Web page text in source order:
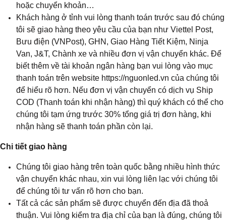
hoặc chuyển khoản…
Khách hàng ở tỉnh vui lòng thanh toán trước sau đó chúng
tôi sẽ giao hàng theo yêu cầu của bạn như Viettel Post,
Bưu điện (VNPost), GHN, Giao Hàng Tiết Kiệm, Ninja
Van, J&T, Chành xe và nhiều đơn vị vận chuyển khác. Để
biết thêm về tài khoản ngân hàng bạn vui lòng vào mục
thanh toán trên website https://nguonled.vn của chúng tôi
để hiểu rõ hơn. Nếu đơn vị vận chuyển có dịch vụ Ship
COD (Thanh toán khi nhận hàng) thì quý khách có thể cho
chúng tôi tạm ứng trước 30% tổng giá trị đơn hàng, khi
nhận hàng sẽ thanh toán phần còn lại.
Chi tiết giao hàng
Chúng tôi giao hàng trên toàn quốc bằng nhiều hình thức
vận chuyển khác nhau, xin vui lòng liên lạc với chúng tôi
để chúng tôi tư vấn rõ hơn cho bạn.
Tất cả các sản phẩm sẽ được chuyển đến địa đã thoả
thuận. Vui lòng kiểm tra địa chỉ của bạn là đúng, chúng tôi